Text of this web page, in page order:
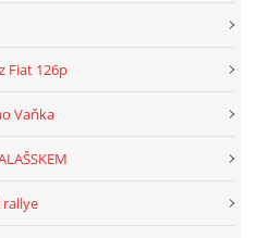
Fiat 126p
Vaňka
rallye